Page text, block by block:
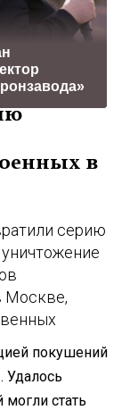
в
серию
Москве,
покушений
Удалось
стать